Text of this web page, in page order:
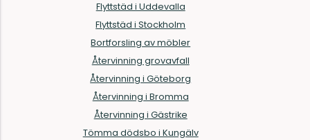
Flyttstäd i Uddevalla
Flyttstäd i Stockholm
Bortforsling av möbler
Återvinning grovavfall
Återvinning i Göteborg
Återvinning i Bromma
Återvinning i Gästrike
Tömma dödsbo i Kungälv